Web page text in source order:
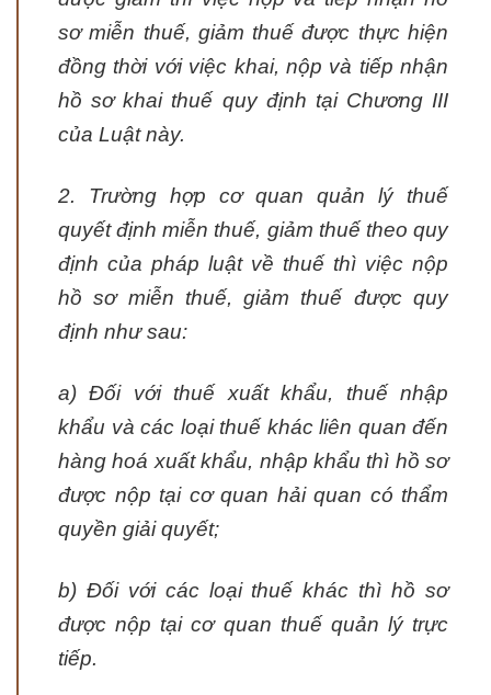
sơ miễn thuế, giảm thuế được thực hiện
đồng thời với việc khai, nộp và tiếp nhận
hồ sơ khai thuế quy định tại Chương III
của Luật này.
2. Trường hợp cơ quan quản lý thuế
quyết định miễn thuế, giảm thuế theo quy
định của pháp luật về thuế thì việc nộp
hồ sơ miễn thuế, giảm thuế được quy
định như sau:
a) Đối với thuế xuất khẩu, thuế nhập
khẩu và các loại thuế khác liên quan đến
hàng hoá xuất khẩu, nhập khẩu thì hồ sơ
được nộp tại cơ quan hải quan có thẩm
quyền giải quyết;
b) Đối với các loại thuế khác thì hồ sơ
được nộp tại cơ quan thuế quản lý trực
tiếp.